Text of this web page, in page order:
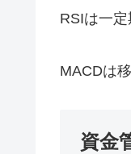
RSIは一
MACDは
資金